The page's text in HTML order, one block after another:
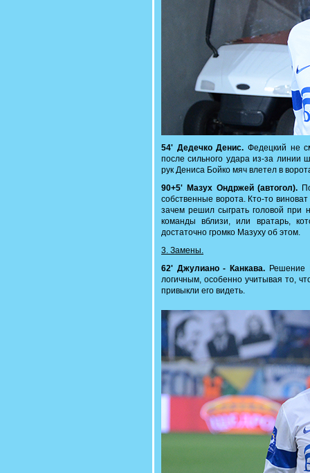
54' Дедечко Денис. Федецкий не
после сильного удара из-за
рук Дениса Бойко мяч влетел в
90+5' Мазух Ондржей (автогол).
собственные ворота. Кто-то
зачем решил сыграть головой при
команды вблизи, или вратарь,
достаточно громко Мазуху об этом.
3. Замены.
62' Джулиано - Канкава. Решение
логичным, особенно учитывая то,
привыкли его видеть.